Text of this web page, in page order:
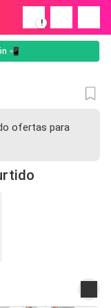
!
📲
ofertas para